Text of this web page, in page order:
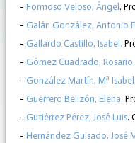
- Formoso Veloso, Ángel.
- Galán González, Antonio
- Gallardo Castillo, Isabel.
- Gómez Cuadrado, Rosario.
- González Martín, Mª Isabel
- Guerrero Belizón, Elena.
- Gutiérrez Pérez, José Luis.
- Hernández Guisado, José